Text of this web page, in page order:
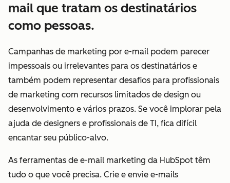
mail que tratam os destinatários
como pessoas.
Campanhas de marketing por e-mail podem parecer
impessoais ou irrelevantes para os destinatários e
também podem representar desafios para profissionais
de marketing com recursos limitados de design ou
desenvolvimento e vários prazos. Se você implorar pela
ajuda de designers e profissionais de TI, fica difícil
encantar seu público-alvo.
As ferramentas de e-mail marketing da HubSpot têm
tudo o que você precisa. Crie e envie e-mails